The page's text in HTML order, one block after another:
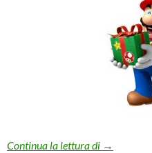
Continua la lettura di WiiU:
→